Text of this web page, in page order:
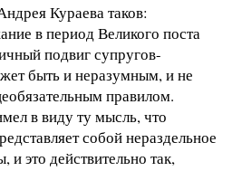
Кураева таков:
в период Великого поста
подвиг супругов-
быть и неразумным, и не
правилом.
в виду ту мысль, что
собой нераздельное
это действительно так,